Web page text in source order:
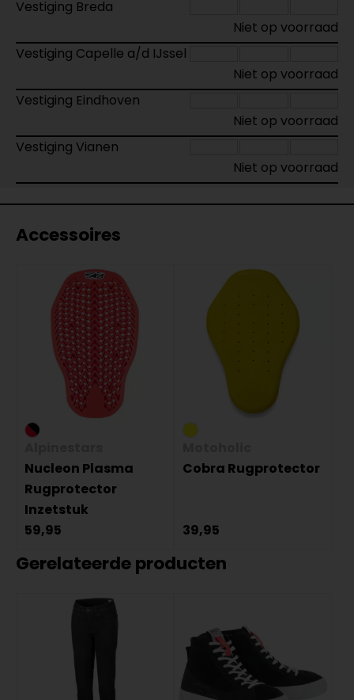
Vestiging Breda
Niet op voorraad
Vestiging Capelle a/d IJssel
Niet op voorraad
Vestiging Eindhoven
Niet op voorraad
Vestiging Vianen
Niet op voorraad
Accessoires
Nucleon Plasma
Rugprotector
Inzetstuk
59,95
Cobra Rugprotector
39,95
Gerelateerde producten